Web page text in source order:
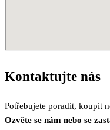
Kontaktujte nás
Potřebujete poradit, koupit
Ozvěte se nám nebo se